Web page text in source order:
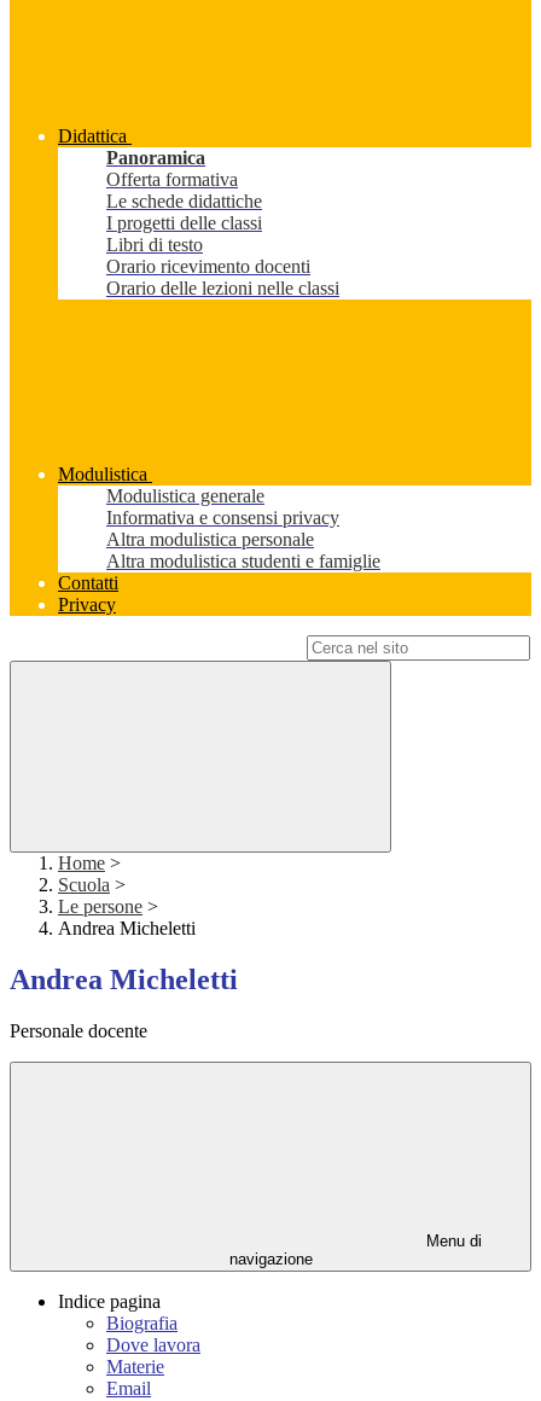
Didattica
Panoramica
Offerta formativa
Le schede didattiche
I progetti delle classi
Libri di testo
Orario ricevimento docenti
Orario delle lezioni nelle classi
Modulistica
Modulistica generale
Informativa e consensi privacy
Altra modulistica personale
Altra modulistica studenti e famiglie
Contatti
Privacy
Home >
Scuola >
Le persone >
Andrea Micheletti
Andrea Micheletti
Personale docente
Menu di
navigazione
Indice pagina
Biografia
Dove lavora
Materie
Email